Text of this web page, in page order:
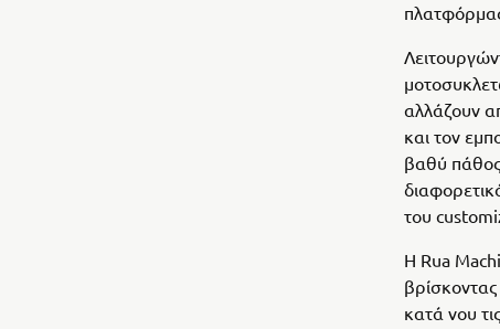
αλλάζουν
και τον
βαθύ πάθος
του
Η Rua
κατά νου